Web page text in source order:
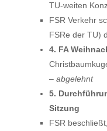
TU-weiten
FSR Verkehr
FSRe der TU)
4. FA
– abgelehnt
5.
Sitzung
FSR